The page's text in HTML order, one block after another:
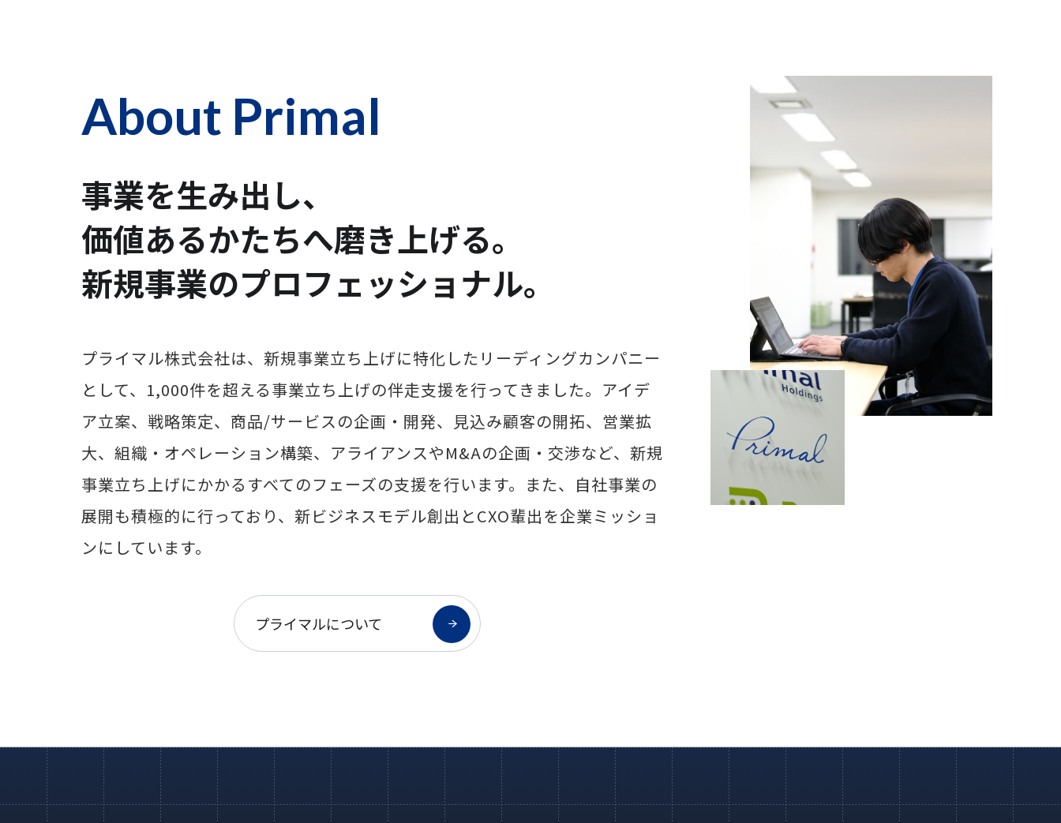
About Primal
事業を生み出し、
価値あるかたちへ磨き上げる。
新規事業のプロフェッショナル。
プライマル株式会社は、新規事業立ち上げに特化したリーディングカンパニー
として、1,000件を超える事業立ち上げの伴走支援を行ってきました。アイデ
ア立案、戦略策定、商品/サービスの企画・開発、見込み顧客の開拓、営業拡
大、組織・オペレーション構築、アライアンスやM&Aの企画・交渉など、新規
事業立ち上げにかかるすべてのフェーズの支援を行います。また、自社事業の
展開も積極的に行っており、新ビジネスモデル創出とCXO輩出を企業ミッショ
ンにしています。
プライマルについて